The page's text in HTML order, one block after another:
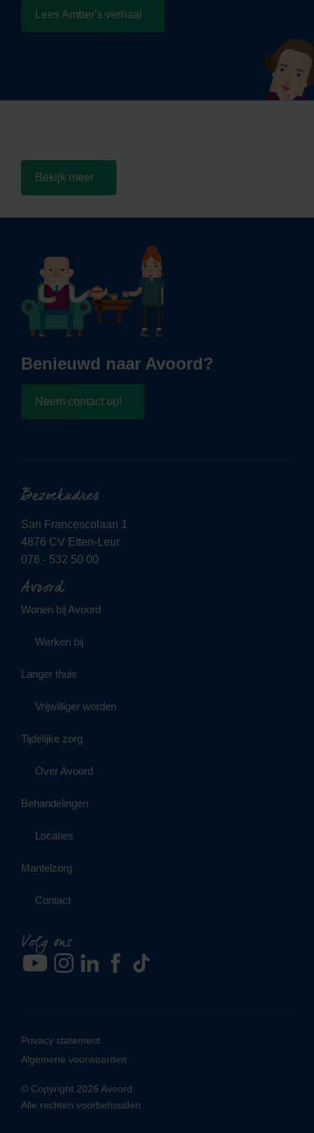
Lees Amber's verhaal
Bekijk meer
Benieuwd naar Avoord?
Neem contact op!
Bezoekadres
San Francescolaan 1
4876 CV Etten-Leur
076 - 532 50 00
Avoord
Wonen bij Avoord
Werken bij
Langer thuis
Vrijwilliger worden
Tijdelijke zorg
Over Avoord
Behandelingen
Locaties
Mantelzorg
Contact
Volg ons
Privacy statement
Algemene voorwaarden
© Copyright 2026 Avoord
Alle rechten voorbehouden